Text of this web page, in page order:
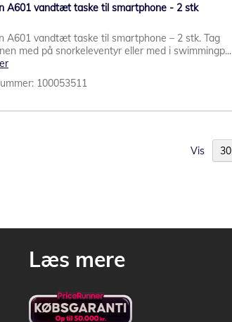
A601 vandtæt taske til smartphone - 2 stk
A601 vandtæt taske til smartphone – 2 stk. Tag
med på snorkeleventyr eller med i swimmingp...
100053511
Vis
Læs mere